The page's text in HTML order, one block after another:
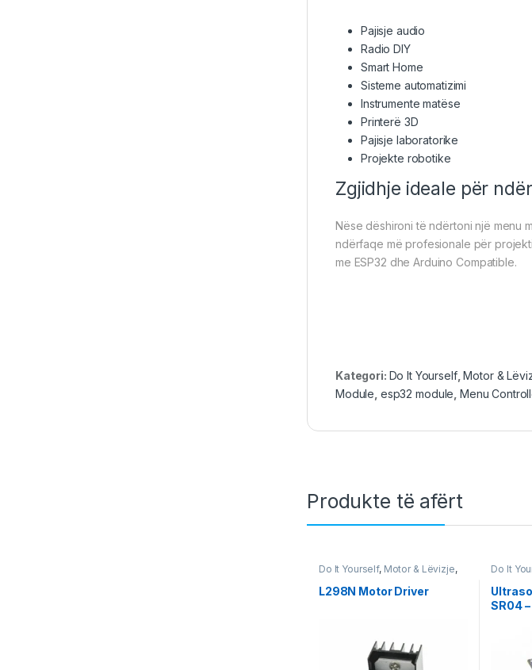
Pajisje audio
Radio DIY
Smart Home
Sisteme automatizimi
Instrumente matëse
Printerë 3D
Pajisje laboratorike
Projekte robotike
Zgjidhje ideale për
Nëse dëshironi të ndërtoni një menu
ndërfaqe më profesionale për
me ESP32 dhe Arduino Compatible.
Kategori: Do It Yourself,Motor &
Module esp32 module Menu
Produkte të afërt
Do It Yourself, Motor & Lëvizje,
L298N Motor Driver
Do It
Kit,
SR04